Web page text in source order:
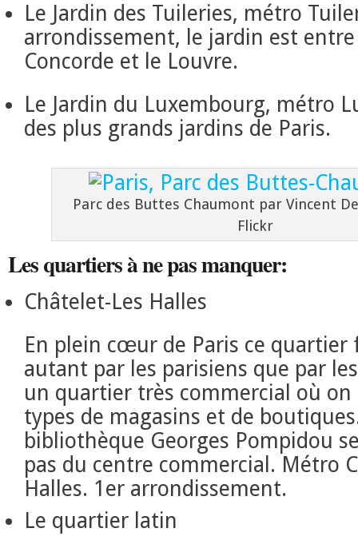
Le Jardin des Tuileries, métro
arrondissement, le jardin est entre
Concorde et le Louvre.
Le Jardin du Luxembourg, métro
des plus grands jardins de Paris.
Parc des Buttes Chaumont par Vincent
Flickr
Les quartiers à ne pas manquer:
Châtelet-Les Halles
En plein cœur de Paris ce quartier
autant par les parisiens que par
un quartier très commercial où
types de magasins et de
bibliothèque Georges Pompidou
pas du centre commercial. Métro
Halles. 1er arrondissement.
Le quartier latin